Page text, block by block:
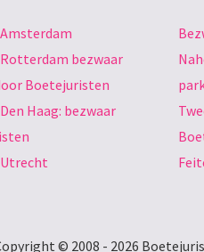
bezwaar
Boetejuristen
Haag: bezwaar
© 2008 - 2026